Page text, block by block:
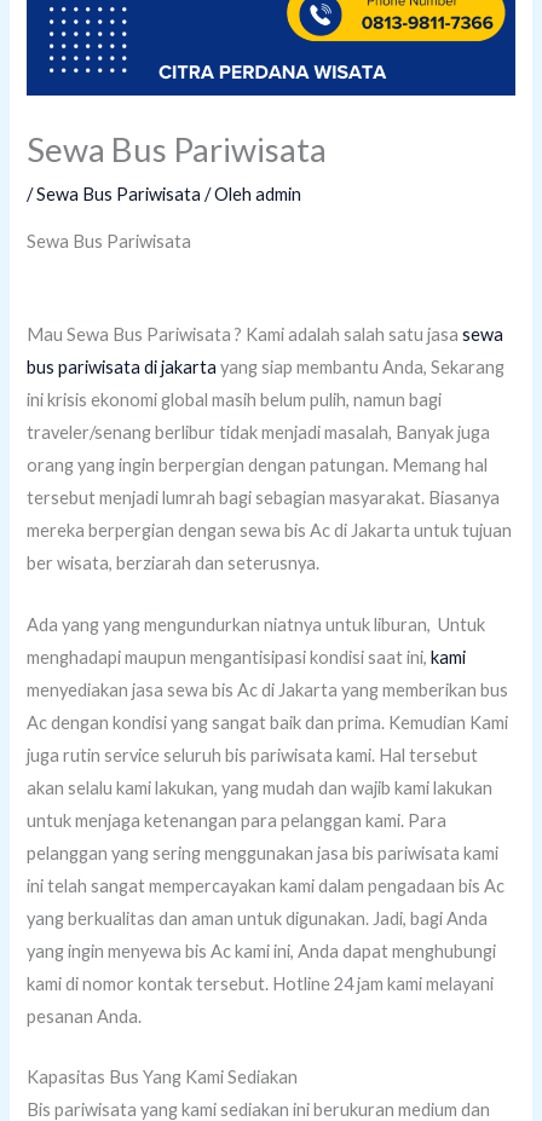
Sewa Bus Pariwisata
/Sewa Bus Pariwisata / Olehadmin
Sewa Bus Pariwisata
Mau Sewa Bus Pariwisata ? Kami adalah salah satu jasasewa
bus pariwisata di jakarta yang siap membantu Anda, Sekarang
ini krisis ekonomi global masih belum pulih, namun bagi
traveler/senang berlibur tidak menjadi masalah, Banyak juga
orang yang ingin berpergian dengan patungan. Memang hal
tersebut menjadi lumrah bagi sebagian masyarakat. Biasanya
mereka berpergian dengan sewa bis Ac di Jakarta untuk tujuan
ber wisata, berziarah dan seterusnya.
Ada yang yang mengundurkan niatnya untuk liburan, Untuk
menghadapi maupun mengantisipasi kondisi saat ini,kami
menyediakan jasa sewa bis Ac di Jakarta yang memberikan bus
Ac dengan kondisi yang sangat baik dan prima. Kemudian Kami
juga rutin service seluruh bis pariwisata kami. Hal tersebut
akan selalu kami lakukan, yang mudah dan wajib kami lakukan
untuk menjaga ketenangan para pelanggan kami. Para
pelanggan yang sering menggunakan jasa bis pariwisata kami
ini telah sangat mempercayakan kami dalam pengadaan bis Ac
yang berkualitas dan aman untuk digunakan. Jadi, bagi Anda
yang ingin menyewa bis Ac kami ini, Anda dapat menghubungi
kami di nomor kontak tersebut. Hotline 24 jam kami melayani
pesanan Anda.
Kapasitas Bus Yang Kami Sediakan
Bis pariwisata yang kami sediakan ini berukuran medium dan